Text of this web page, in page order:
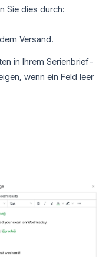
Sie dies durch:
Versand.
in Ihrem Serienbrief-
wenn ein Feld leer